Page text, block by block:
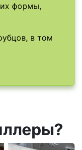
их формы,
в том